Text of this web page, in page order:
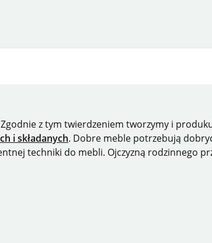
z tym twierdzeniem tworzymy i
i składanych. Dobre meble potrzebują
techniki do mebli. Ojczyzną rodzinnego